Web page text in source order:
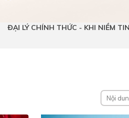
ĐẠI LÝ CHÍNH THỨC - KHI NIỀM